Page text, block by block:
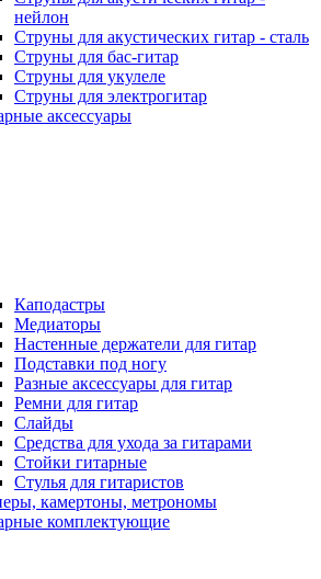
нейлон
Струны для акустических гитар - сталь
Струны для бас-гитар
Струны для укулеле
Струны для электрогитар
аксессуары
Каподастры
Медиаторы
Настенные держатели для гитар
Подставки под ногу
Разные аксессуары для гитар
Ремни для гитар
Слайды
Средства для ухода за гитарами
Стойки гитарные
Стулья для гитаристов
камертоны, метрономы
комплектующие